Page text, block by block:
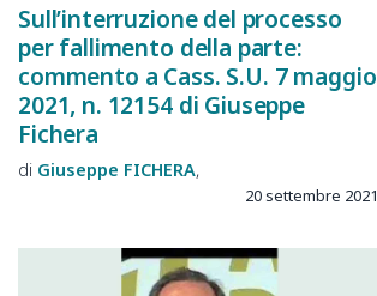
Sull’interruzione del processo
per fallimento della parte:
commento a Cass. S.U. 7 maggio
2021, n. 12154 di Giuseppe
Fichera
Giuseppe FICHERA
20 settembre 2021